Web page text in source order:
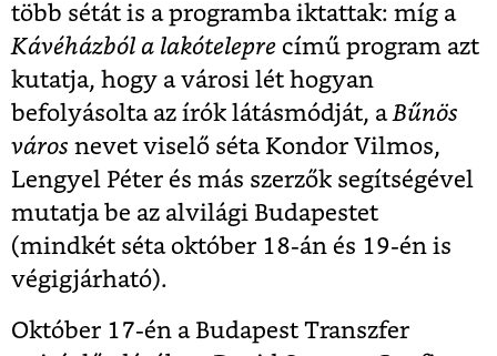
több sétát is a programba iktattak: míg a
Kávéházból a lakótelepre című program azt
kutatja, hogy a városi lét hogyan
befolyásolta az írók látásmódját, aBűnös
város nevet viselő séta Kondor Vilmos,
Lengyel Péter és más szerzők segítségével
mutatja be az alvilági Budapestet
(mindkét séta október 18-án és 19-én is
végigjárható).
Október 17-én a Budapest Transzfer